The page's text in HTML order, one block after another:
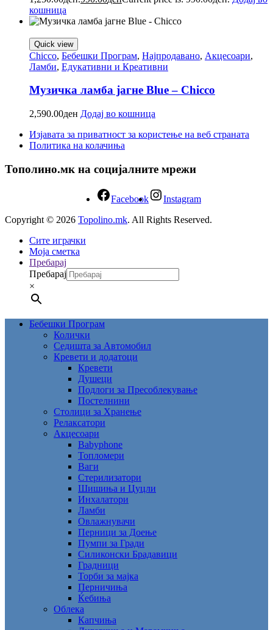
кошница
Quick view
Chicco, Бебешки Програм, Најпродавано, Акцесоари,
Ламби, Едукативни и Креативни
Музичка ламба јагне Blue – Chicco
2,590.00ден Додај во кошница
Изјавата за приватност за користење на веб страната
Политика на колачиња
Тополино.мк на социјалните мрежи
Facebook
Instagram
Copyright © 2026 Topolino.mk. All Rights Reserved.
Сите играчки
Моја сметка
Пребарај
Пребарај
×
Бебешки Програм
Колички
Седишта за Автомобил
Кревети и додатоци
Кревети
Душеци
Подлоги за Пресоблекување
Постелнини
Столици за Хранење
Релаксатори
Акцесоари
Babyphone
Топломери
Ваги
Стерилизатори
Шишиња и Цуцли
Инхалатори
Ламби
Овлажнувачи
Перници за Доење
Пумпи за Гради
Силиконски Брадавици
Градници
Торби за мајка
Перничиња
Ќебиња
Облека
Капчиња